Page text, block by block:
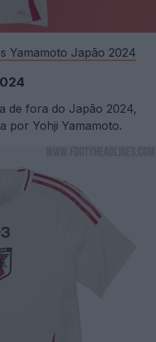
Yamamoto Japão 2024
de fora do Japão 2024,
por Yohji Yamamoto.